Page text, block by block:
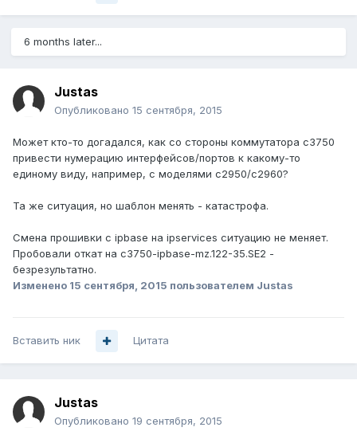
6 months later...
Justas
Опубликовано 15 сентября, 2015
Может кто-то догадался, как со стороны коммутатора с3750
привести нумерацию интерфейсов/портов к какому-то
единому виду, например, с моделями с2950/с2960?
Та же ситуация, но шаблон менять - катастрофа.
Смена прошивки с ipbase на ipservices ситуацию не меняет.
Пробовали откат на c3750-ipbase-mz.122-35.SE2 -
безрезультатно.
Изменено 15 сентября, 2015 пользователем Justas
Вставить ник Цитата
Justas
Опубликовано 19 сентября, 2015